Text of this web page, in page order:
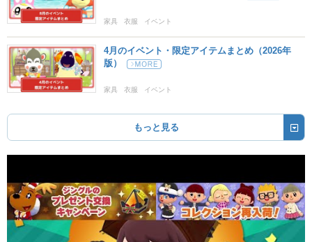
家具 衣服 イベント
4月のイベント・限定アイテムまとめ（2026年
版）
家具 衣服 イベント
もっと見る